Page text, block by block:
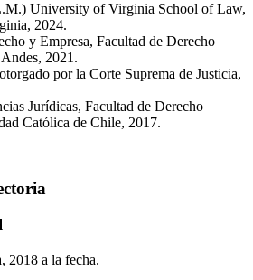
University of Virginia School of Law,
2024.
y Empresa, Facultad de Derecho
2021.
por la Corte Suprema de Justicia,
Jurídicas, Facultad de Derecho
Católica de Chile, 2017.
2018 a la fecha.